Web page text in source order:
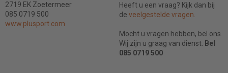
2719 EK Zoetermeer
085 0719 500
www.plusport.com
Heeft u een vraag? Kijk dan bij
de veelgestelde vragen.
Mocht u vragen hebben, bel ons.
Wij zijn u graag van dienst. Bel
085 0719 500